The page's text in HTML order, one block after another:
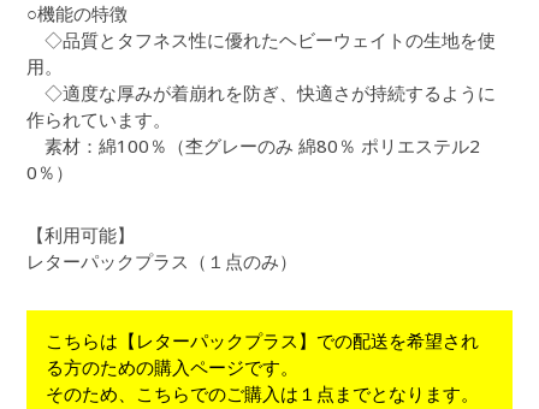
○機能の特徴
◇品質とタフネス性に優れたヘビーウェイトの生地を使
用。
◇適度な厚みが着崩れを防ぎ、快適さが持続するように
作られています。
素材：綿100％（杢グレーのみ 綿80％ ポリエステル2
0％）
【利用可能】
レターパックプラス（１点のみ）
こちらは【レターパックプラス】での配送を希望され
る方のための購入ページです。
そのため、こちらでのご購入は１点までとなります。